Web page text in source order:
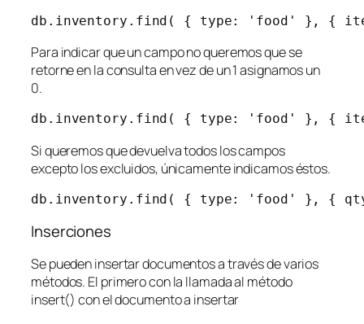
db.inventory.find( { type: 'food' }, {
Para indicar que un campo no queremos que se
retorne en la consulta en vez de un 1 asignamos un
0.
db.inventory.find( { type: 'food' }, {
Si queremos que devuelva todos los campos
excepto los excluidos, únicamente indicamos éstos.
db.inventory.find( { type: 'food' }, {
Inserciones
Se pueden insertar documentos a través de varios
métodos. El primero con la llamada al método
insert() con el documento a insertar